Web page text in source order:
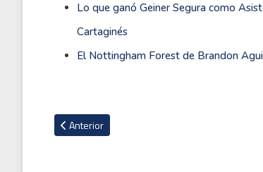
Lo que ganó Geiner Segura como
Cartaginés
El Nottingham Forest de Brandon
Artículo anterior: Estadísticamente la Sele
Anterior